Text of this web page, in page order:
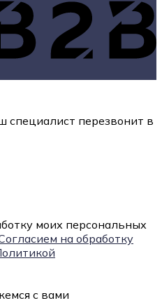
специалист перезвонит в
моих персональных
на обработку
с вами